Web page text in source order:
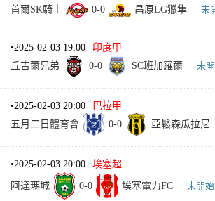
首爾SK騎士
0-0 昌原LG獵隼 未
•2025-02-03 19:00
印度甲
丘吉爾兄弟
0-0 SC班加羅爾 未
•2025-02-03 20:00
巴拉甲
五月二日體育會
0-0 亞鬆森瓜拉尼
•2025-02-03 20:00 埃塞超
阿達瑪城 0-0 埃塞電力FC 未開始